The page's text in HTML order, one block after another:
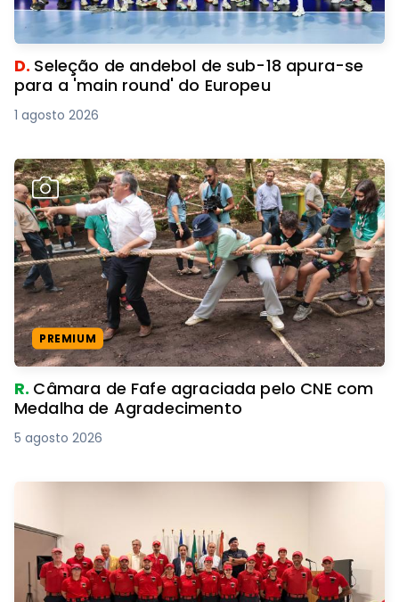
D. Seleção de andebol de sub-18 apura-se
para a 'main round' do Europeu
1 agosto 2026
PREMIUM
R. Câmara de Fafe agraciada pelo CNE com
Medalha de Agradecimento
5 agosto 2026